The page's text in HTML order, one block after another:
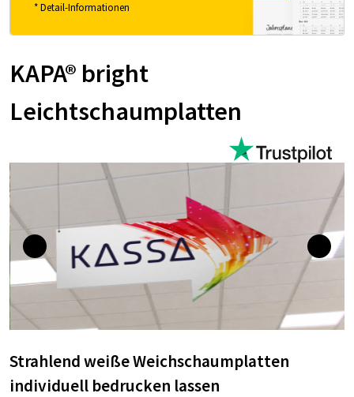
* Detail-Informationen
KAPA® bright
Leichtschaumplatten
Strahlend weiße Weichschaumplatten
individuell bedrucken lassen